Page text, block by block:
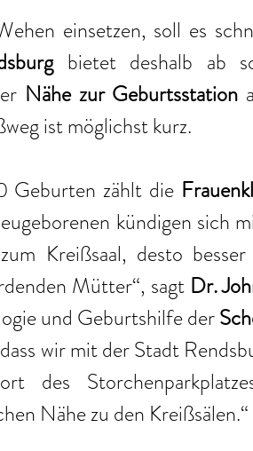
einsetzen, soll es
bietet deshalb ab
Nähe zur Geburtsstation
ist möglichst kurz.
Geburten zählt die
kündigen sich
Kreißsaal, desto
Mütter“, sagt Dr.
und Geburtshilfe der
wir mit der Stadt
des
Nähe zu den Kreißsälen.“